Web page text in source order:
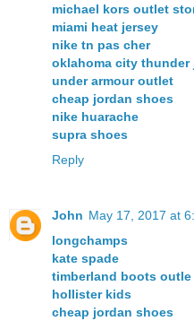
michael kors outlet
miami heat jersey
nike tn pas cher
oklahoma city thunder
under armour outlet
cheap jordan shoes
nike huarache
supra shoes
Reply
John May 17, 2017 at
longchamps
kate spade
timberland boots outle
hollister kids
cheap jordan shoes